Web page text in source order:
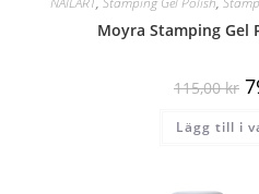
Moyra Stamping Gel
115,00kr
Lägg till i